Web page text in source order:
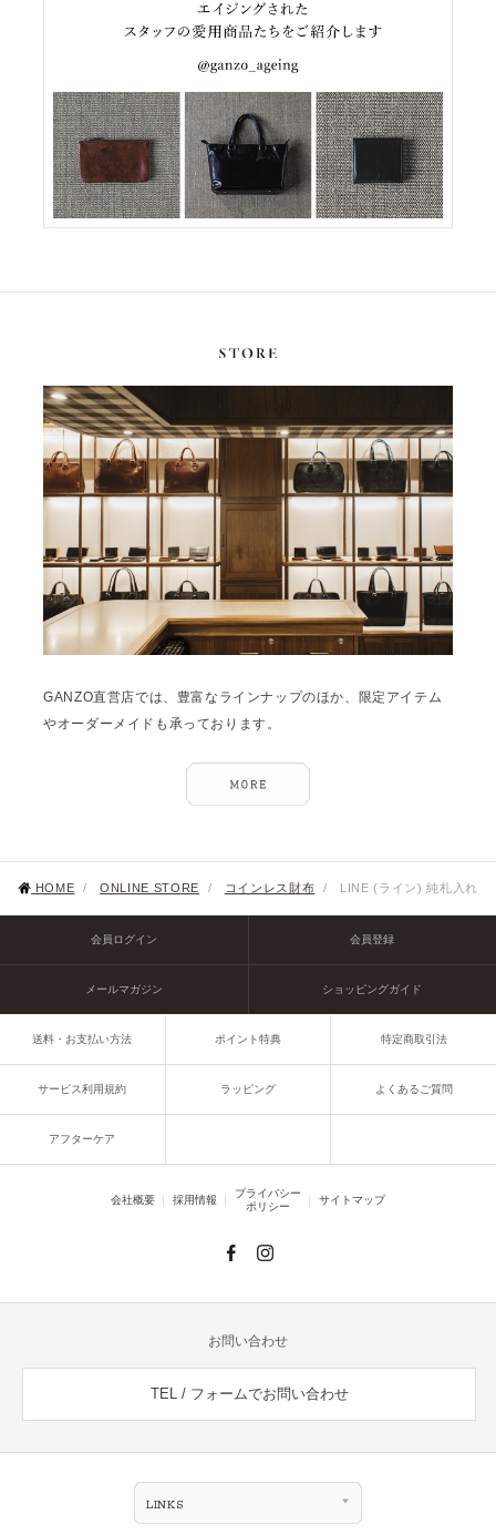
GANZO直営店では、豊富なラインナップのほか、限定アイテム
やオーダーメイドも承っております。
HOME / ONLINE STORE / コインレス財布 / LINE (ライン) 純札入れ
会員ログイン 会員登録
メールマガジン ショッピングガイド
送料・お支払い方法 ポイント特典 特定商取引法
サービス利用規約 ラッピング よくあるご質問
アフターケア
会社概要 採用情報
プライバシー
ポリシー
サイトマップ
お問い合わせ
TEL / フォームでお問い合わせ
LINKS